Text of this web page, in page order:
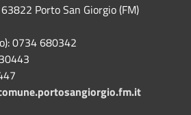
Porto San Giorgio (FM)
0734 680342